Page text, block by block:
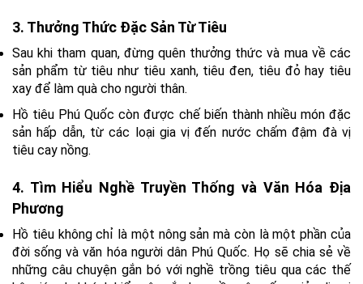
3. Thưởng Thức Đặc Sản Từ Tiêu
Sau khi tham quan, đừng quên thưởng thức và mua về các
sản phẩm từ tiêu như tiêu xanh, tiêu đen, tiêu đỏ hay tiêu
xay để làm quà cho người thân.
Hồ tiêu Phú Quốc còn được chế biến thành nhiều món đặc
sản hấp dẫn, từ các loại gia vị đến nước chấm đậm đà vị
tiêu cay nồng.
4. Tìm Hiểu Nghề Truyền Thống và Văn Hóa Địa
Phương
Hồ tiêu không chỉ là một nông sản mà còn là một phần của
đời sống và văn hóa người dân Phú Quốc. Họ sẽ chia sẻ về
những câu chuyện gắn bó với nghề trồng tiêu qua các thế